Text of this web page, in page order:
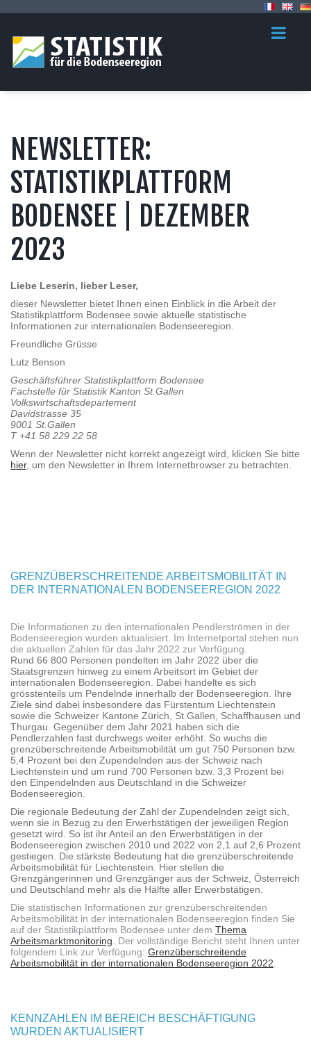
NEWSLETTER:
STATISTIKPLATTFORM
BODENSEE | DEZEMBER
2023
Liebe Leserin, lieber Leser,
dieser Newsletter bietet Ihnen einen Einblick in die Arbeit der
Statistikplattform Bodensee sowie aktuelle statistische
Informationen zur internationalen Bodenseeregion.
Freundliche Grüsse
Lutz Benson
Geschäftsführer Statistikplattform Bodensee
Fachstelle für Statistik Kanton St.Gallen
Volkswirtschaftsdepartement
Davidstrasse 35
9001 St.Gallen
T +41 58 229 22 58
Wenn der Newsletter nicht korrekt angezeigt wird, klicken Sie bitte
hier, um den Newsletter in Ihrem Internetbrowser zu betrachten.
GRENZÜBERSCHREITENDE ARBEITSMOBILITÄT IN
DER INTERNATIONALEN BODENSEEREGION 2022
Die Informationen zu den internationalen Pendlerströmen in der
Bodenseeregion wurden aktualisiert. Im Internetportal stehen nun
die aktuellen Zahlen für das Jahr 2022 zur Verfügung.
Rund 66 800 Personen pendelten im Jahr 2022 über die
Staatsgrenzen hinweg zu einem Arbeitsort im Gebiet der
internationalen Bodenseeregion. Dabei handelte es sich
grösstenteils um Pendelnde innerhalb der Bodenseeregion. Ihre
Ziele sind dabei insbesondere das Fürstentum Liechtenstein
sowie die Schweizer Kantone Zürich, St.Gallen, Schaffhausen und
Thurgau. Gegenüber dem Jahr 2021 haben sich die
Pendlerzahlen fast durchwegs weiter erhöht. So wuchs die
grenzüberschreitende Arbeitsmobilität um gut 750 Personen bzw.
5,4 Prozent bei den Zupendelnden aus der Schweiz nach
Liechtenstein und um rund 700 Personen bzw. 3,3 Prozent bei
den Einpendelnden aus Deutschland in die Schweizer
Bodenseeregion.
Die regionale Bedeutung der Zahl der Zupendelnden zeigt sich,
wenn sie in Bezug zu den Erwerbstätigen der jeweiligen Region
gesetzt wird. So ist ihr Anteil an den Erwerbstätigen in der
Bodenseeregion zwischen 2010 und 2022 von 2,1 auf 2,6 Prozent
gestiegen. Die stärkste Bedeutung hat die grenzüberschreitende
Arbeitsmobilität für Liechtenstein. Hier stellen die
Grenzgängerinnen und Grenzgänger aus der Schweiz, Österreich
und Deutschland mehr als die Hälfte aller Erwerbstätigen.
Die statistischen Informationen zur grenzüberschreitenden
Arbeitsmobilität in der internationalen Bodenseeregion finden Sie
auf der Statistikplattform Bodensee unter dem Thema
Arbeitsmarktmonitoring . Der vollständige Bericht steht Ihnen unter
folgendem Link zur Verfügung: Grenzüberschreitende
Arbeitsmobilität in der internationalen Bodenseeregion 2022
KENNZAHLEN IM BEREICH BESCHÄFTIGUNG
WURDEN AKTUALISIERT